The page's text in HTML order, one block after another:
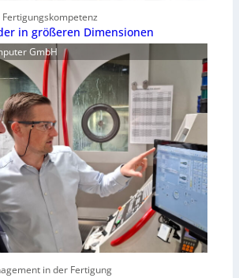
in größeren Dimensionen
GmbH
in der Fertigung